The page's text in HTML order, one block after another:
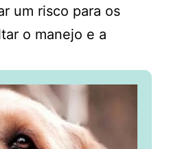
um risco para os
o manejo e a